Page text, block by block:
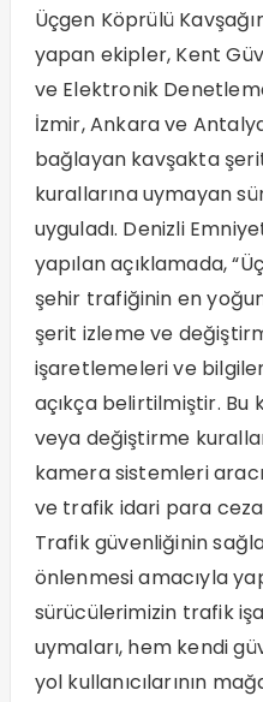
Üçgen Köprülü
yapan ekipler, Kent
ve Elektronik
İzmir, Ankara ve
bağlayan kavşakta
kurallarına uymayan
uyguladı. Denizli
yapılan açıklamada,
şehir trafiğinin en
şerit izleme ve
işaretlemeleri ve
açıkça belirtilmiştir. Bu
veya değiştirme
kamera sistemleri
ve trafik idari para
Trafik güvenliğinin
önlenmesi amacıyla
sürücülerimizin trafik
uymaları, hem kendi
yol kullanıcılarının